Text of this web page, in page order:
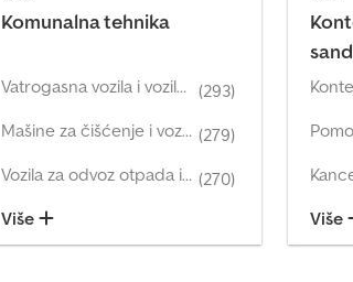
Komunalna tehnika
Vatrogasna vozila i vozila hitne pomoći (293)
Mašine za čišćenje i vozila za održavanje puteva (279)
Vozila za odvoz otpada i komunalna vozila (270)
Više
Više